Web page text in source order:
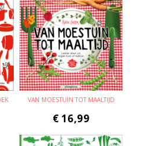
VAN MOESTUIN TOT MAALTIJD
€ 16,99